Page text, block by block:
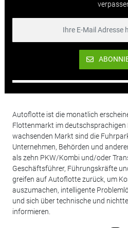
Autoflotte ist die monatlich
Flottenmarkt im deutschsprachigen
wachsenden Markt sind die
Unternehmen, Behörden und
als zehn PKW/Kombi und/oder
Geschäftsführer, Führungskräfte
greifen auf Autoflotte zurück, um
auszumachen, intelligente
und sich über technische und
informieren.